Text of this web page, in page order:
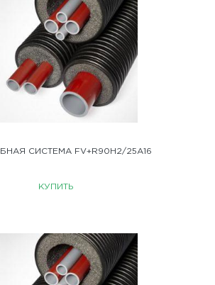
СИСТЕМА FV+R90H2/25A16
КУПИТЬ